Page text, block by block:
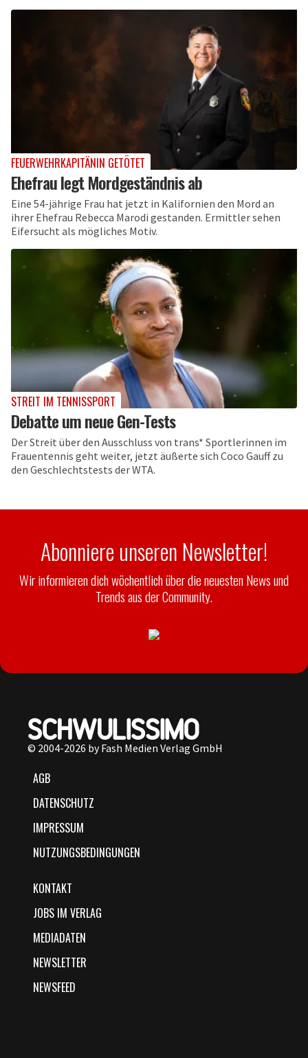
FEUERWEHRKAPITÄNIN GETÖTET
Ehefrau legt Mordgeständnis ab
Eine 54-jährige Frau hat jetzt in Kalifornien den Mord an
ihrer Ehefrau Rebecca Marodi gestanden. Ermittler sehen
Eifersucht als mögliches Motiv.
STREIT IM TENNISSPORT
Debatte um neue Gen-Tests
Der Streit über den Ausschluss von trans* Sportlerinnen im
Frauentennis geht weiter, jetzt äußerte sich Coco Gauff zu
den Geschlechtstests der WTA.
Abonniere unseren Newsletter!
Wir informieren dich wöchentlich über die neuesten News und
Trends aus der Community.
© 2004-2026 by Fash Medien Verlag GmbH
AGB
DATENSCHUTZ
IMPRESSUM
NUTZUNGSBEDINGUNGEN
KONTAKT
JOBS IM VERLAG
MEDIADATEN
NEWSLETTER
NEWSFEED